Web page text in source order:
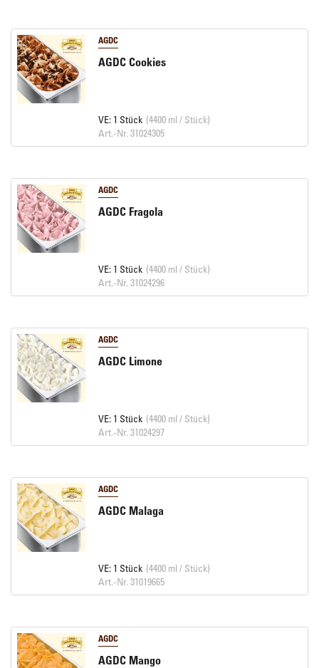
AGDC
AGDC Cookies
VE: 1 Stück (4400 ml / Stück)
Art.-Nr. 31024305
AGDC
AGDC Fragola
VE: 1 Stück (4400 ml / Stück)
Art.-Nr. 31024296
AGDC
AGDC Limone
VE: 1 Stück (4400 ml / Stück)
Art.-Nr. 31024297
AGDC
AGDC Malaga
VE: 1 Stück (4400 ml / Stück)
Art.-Nr. 31019665
AGDC
AGDC Mango